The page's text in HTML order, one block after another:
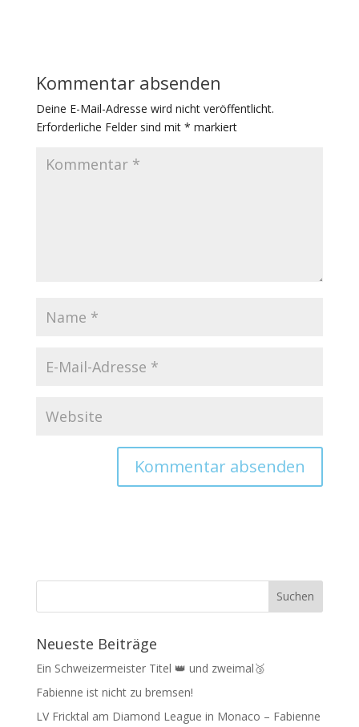
Kommentar absenden
Deine E-Mail-Adresse wird nicht veröffentlicht.
Erforderliche Felder sind mit * markiert
Neueste Beiträge
Ein Schweizermeister Titel 👑 und zweimal🥉
Fabienne ist nicht zu bremsen!
LV Fricktal am Diamond League in Monaco – Fabienne